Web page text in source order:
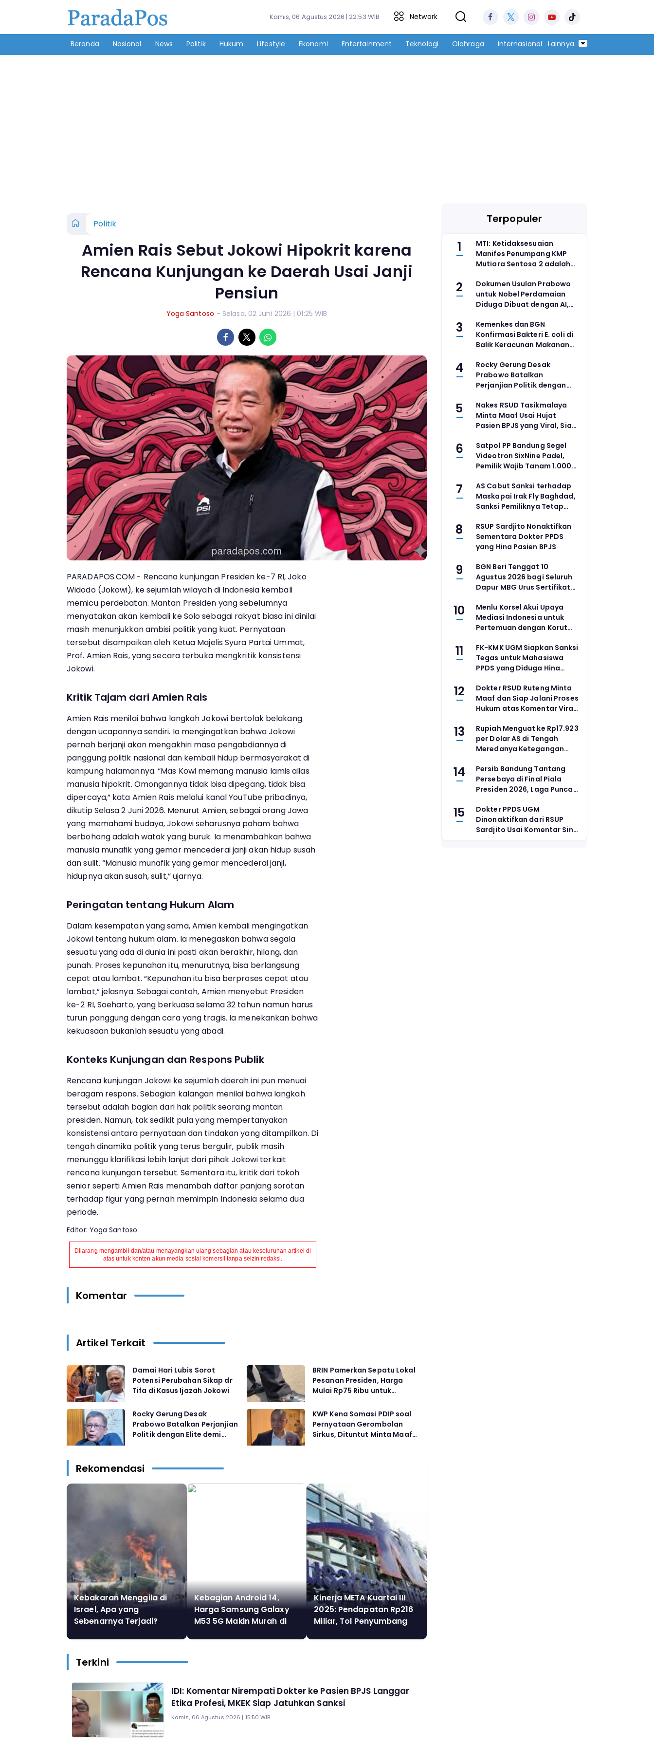
Kamis, 06 Agustus 2026 | 22:53 WIB Network
Beranda Nasional News Politik Hukum Lifestyle Ekonomi Entertainment Teknologi Olahraga Internasional Lainnya
Politik
Amien Rais Sebut Jokowi Hipokrit karena
Rencana Kunjungan ke Daerah Usai Janji
Pensiun
Yoga Santoso - Selasa, 02 Juni 2026 | 01:25 WIB
PARADAPOS.COM - Rencana kunjungan Presiden ke-7 RI, Joko
Widodo (Jokowi), ke sejumlah wilayah di Indonesia kembali
memicu perdebatan. Mantan Presiden yang sebelumnya
menyatakan akan kembali ke Solo sebagai rakyat biasa ini dinilai
masih menunjukkan ambisi politik yang kuat. Pernyataan
tersebut disampaikan oleh Ketua Majelis Syura Partai Ummat,
Prof. Amien Rais, yang secara terbuka mengkritik konsistensi
Jokowi.
Kritik Tajam dari Amien Rais
Amien Rais menilai bahwa langkah Jokowi bertolak belakang
dengan ucapannya sendiri. Ia mengingatkan bahwa Jokowi
pernah berjanji akan mengakhiri masa pengabdiannya di
panggung politik nasional dan kembali hidup bermasyarakat di
kampung halamannya. “Mas Kowi memang manusia lamis alias
manusia hipokrit. Omongannya tidak bisa dipegang, tidak bisa
dipercaya,” kata Amien Rais melalui kanal YouTube pribadinya,
dikutip Selasa 2 Juni 2026. Menurut Amien, sebagai orang Jawa
yang memahami budaya, Jokowi seharusnya paham bahwa
berbohong adalah watak yang buruk. Ia menambahkan bahwa
manusia munafik yang gemar mencederai janji akan hidup susah
dan sulit. “Manusia munafik yang gemar mencederai janji,
hidupnya akan susah, sulit,” ujarnya.
Peringatan tentang Hukum Alam
Dalam kesempatan yang sama, Amien kembali mengingatkan
Jokowi tentang hukum alam. Ia menegaskan bahwa segala
sesuatu yang ada di dunia ini pasti akan berakhir, hilang, dan
punah. Proses kepunahan itu, menurutnya, bisa berlangsung
cepat atau lambat. “Kepunahan itu bisa berproses cepat atau
lambat,” jelasnya. Sebagai contoh, Amien menyebut Presiden
ke-2 RI, Soeharto, yang berkuasa selama 32 tahun namun harus
turun panggung dengan cara yang tragis. Ia menekankan bahwa
kekuasaan bukanlah sesuatu yang abadi.
Konteks Kunjungan dan Respons Publik
Rencana kunjungan Jokowi ke sejumlah daerah ini pun menuai
beragam respons. Sebagian kalangan menilai bahwa langkah
tersebut adalah bagian dari hak politik seorang mantan
presiden. Namun, tak sedikit pula yang mempertanyakan
konsistensi antara pernyataan dan tindakan yang ditampilkan. Di
tengah dinamika politik yang terus bergulir, publik masih
menunggu klarifikasi lebih lanjut dari pihak Jokowi terkait
rencana kunjungan tersebut. Sementara itu, kritik dari tokoh
senior seperti Amien Rais menambah daftar panjang sorotan
terhadap figur yang pernah memimpin Indonesia selama dua
periode.
Editor: Yoga Santoso
Dilarang mengambil dan/atau menayangkan ulang sebagian atau keseluruhan artikel di
atas untuk konten akun media sosial komersil tanpa seizin redaksi.
Komentar
Artikel Terkait
Damai Hari Lubis Sorot
Potensi Perubahan Sikap dr
Tifa di Kasus Ijazah Jokowi
BRIN Pamerkan Sepatu Lokal
Pesanan Presiden, Harga
Mulai Rp75 Ribu untuk
Rocky Gerung Desak
Prabowo Batalkan Perjanjian
Politik dengan Elite demi
KWP Kena Somasi PDIP soal
Pernyataan Gerombolan
Sirkus, Dituntut Minta Maaf
Rekomendasi
Kebakaran Menggila di
Israel, Apa yang
Sebenarnya Terjadi?
Kebagian Android 14,
Harga Samsung Galaxy
M53 5G Makin Murah di
Kinerja META Kuartal III
2025: Pendapatan Rp216
Miliar, Tol Penyumbang
Terkini
IDI: Komentar Nirempati Dokter ke Pasien BPJS Langgar
Etika Profesi, MKEK Siap Jatuhkan Sanksi
Kamis, 06 Agustus 2026 | 15:50 WIB
Terpopuler
1
MTI: Ketidaksesuaian
Manifes Penumpang KMP
Mutiara Sentosa 2 adalah
Digitalisasi
2
Dokumen Usulan Prabowo
untuk Nobel Perdamaian
Diduga Dibuat dengan AI,
Investigasi
3
Kemenkes dan BGN
Konfirmasi Bakteri E. coli di
Balik Keracunan Makanan
Semarang
4
Rocky Gerung Desak
Prabowo Batalkan
Perjanjian Politik dengan
Sosial Baru Bersama Rakyat
5
Nakes RSUD Tasikmalaya
Minta Maaf Usai Hujat
Pasien BPJS yang Viral, Siap
6
Satpol PP Bandung Segel
Videotron SixNine Padel,
Pemilik Wajib Tanam 1.000
Rp100 Juta
7
AS Cabut Sanksi terhadap
Maskapai Irak Fly Baghdad,
Sanksi Pemiliknya Tetap
8
RSUP Sardjito Nonaktifkan
Sementara Dokter PPDS
yang Hina Pasien BPJS
9
BGN Beri Tenggat 10
Agustus 2026 bagi Seluruh
Dapur MBG Urus Sertifikat
Permanen
10
Menlu Korsel Akui Upaya
Mediasi Indonesia untuk
Pertemuan dengan Korut
11
FK-KMK UGM Siapkan Sanksi
Tegas untuk Mahasiswa
PPDS yang Diduga Hina
12
Dokter RSUD Ruteng Minta
Maaf dan Siap Jalani Proses
Hukum atas Komentar Viral
Meninggal
13
Rupiah Menguat ke Rp17.923
per Dolar AS di Tengah
Meredanya Ketegangan
Kuartal II yang Solid
14
Persib Bandung Tantang
Persebaya di Final Piala
Presiden 2026, Laga Puncak
15
Dokter PPDS UGM
Dinonaktifkan dari RSUP
Sardjito Usai Komentar Sinis